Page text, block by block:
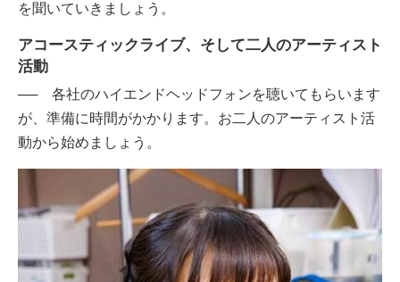
を聞いていきましょう。
アコースティックライブ、そして二人のアーティスト
活動
── 各社のハイエンドヘッドフォンを聴いてもらいます
が、準備に時間がかかります。お二人のアーティスト活
動から始めましょう。